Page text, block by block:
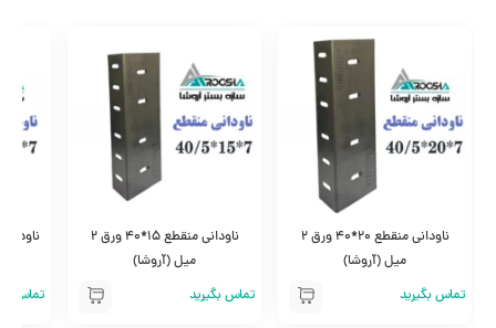
ناودانی منقطع 20*40 ورق 2
میل (آروشا)
تماس بگیرید
ناودانی منقطع 15*40 ورق 2
میل (آروشا)
تماس بگیرید
تماس